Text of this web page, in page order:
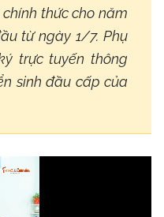
thức cho năm
từ ngày 1/7. Phụ
trực tuyến thông
sinh đầu cấp của